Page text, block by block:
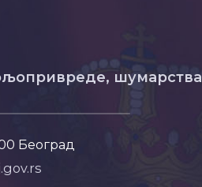
шумарства
Београд